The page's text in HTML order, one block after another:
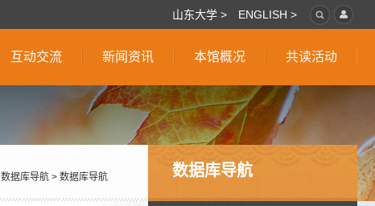
山东大学 > ENGLISH >
互动交流 新闻资讯 本馆概况 共读活动
数据库导航
数据库导航 > 数据库导航